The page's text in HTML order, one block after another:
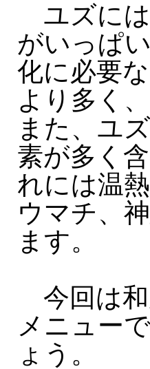
ユズには
がいっぱ
化に必要
より多く
また、ユ
素が多く
れには温
ウマチ、
ます。
今回は和
メニュー
ょう。